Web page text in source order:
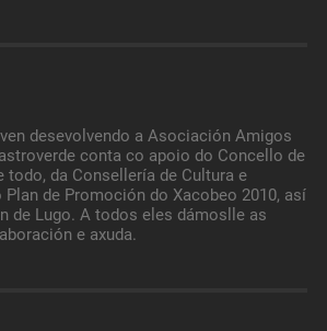
desevolvendo a Asociación Amigos
conta co apoio do Concello de
todo, da Consellería de Cultura e
de Promoción do Xacobeo 2010, así
de Lugo. A todos eles dámoslle as
e axuda.